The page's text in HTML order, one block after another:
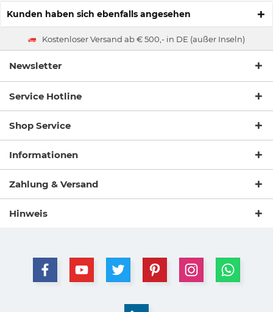
Kunden haben sich ebenfalls angesehen
Kostenloser Versand ab € 500,- in DE (außer Inseln)
Newsletter
Service Hotline
Shop Service
Informationen
Zahlung & Versand
Hinweis